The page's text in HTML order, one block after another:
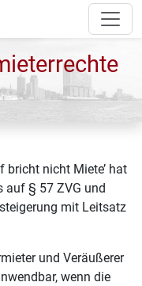
bricht nicht Miete’ hat
auf § 57 ZVG und
mit Leitsatz
und Veräußerer
wenn die